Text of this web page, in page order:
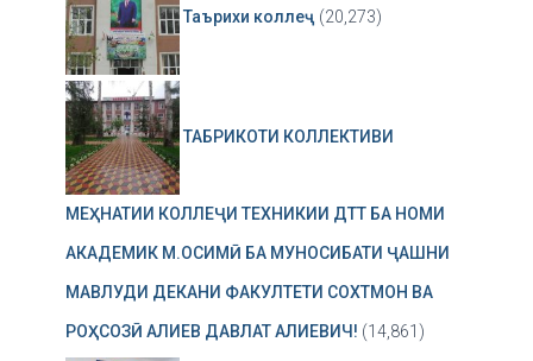
Таърихи коллеҷ (20,273)
ТАБРИКОТИ КОЛЛЕКТИВИ
МЕҲНАТИИ КОЛЛЕҶИ ТЕХНИКИИ ДТТ БА НОМИ
АКАДЕМИК М.ОСИМӢ БА МУНОСИБАТИ ҶАШНИ
МАВЛУДИ ДЕКАНИ ФАКУЛТЕТИ СОХТМОН ВА
РОҲСОЗӢ АЛИЕВ ДАВЛАТ АЛИЕВИЧ! (14,861)